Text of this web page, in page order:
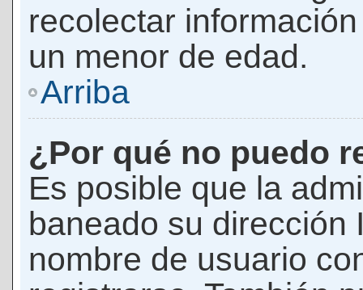
recolectar
un menor de edad.
Arriba
¿Por qué no puedo
Es posible que la
baneado su dirección
nombre de usuario